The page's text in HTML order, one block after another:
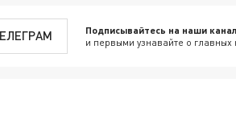
Подписывайтесь на наши
и первыми узнавайте о